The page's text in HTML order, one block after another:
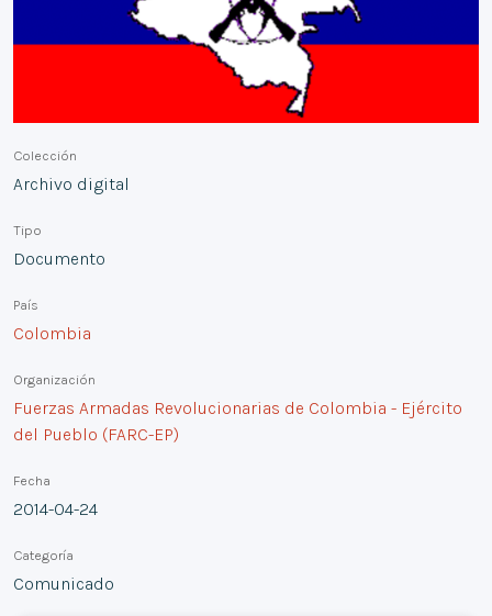
Colección
Archivo digital
Tipo
Documento
País
Colombia
Organización
Fuerzas Armadas Revolucionarias de Colombia - Ejército
del Pueblo (FARC-EP)
Fecha
2014-04-24
Categoría
Comunicado